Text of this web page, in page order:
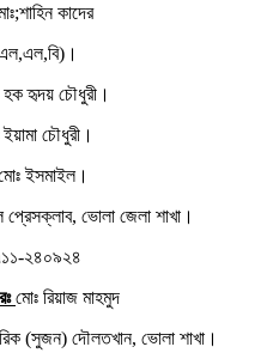
কাদের
হৃদয় চৌধুরী।
চৌধুরী।
ইসমাইল।
ভোলা জেলা শাখা।
২৪০৯২৪
মোঃ রিয়াজ মাহমুদ
(সুজন) দৌলতখান, ভোলা শাখা।